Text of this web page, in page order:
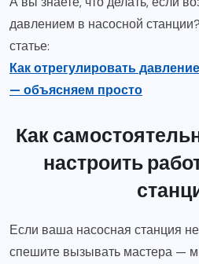
давлением в насосной
статье:
Как отрегулировать
— объясняем просто
Как
настроить
Если ваша насосная станция
спешите вызывать мастера —